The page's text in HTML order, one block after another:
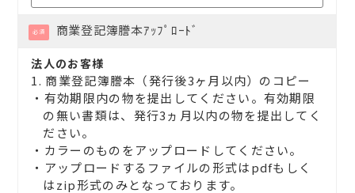
必須 商業登記簿謄本ｱｯﾌﾟﾛｰﾄﾞ
法人のお客様
1. 商業登記簿謄本（発行後3ヶ月以内）のコピー
・有効期限内の物を提出してください。有効期限
の無い書類は、発行3ヵ月以内の物を提出してく
ださい。
・カラーのものをアップロードしてください。
・アップロードするファイルの形式はpdfもしく
はzip形式のみとなっております。